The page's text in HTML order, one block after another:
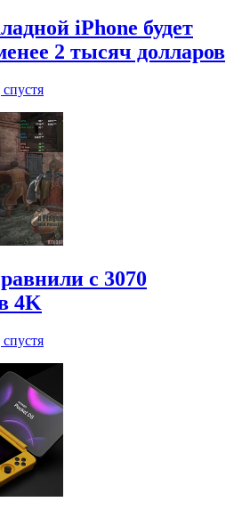
iPhone будет
2 тысяч долларов
спустя
с 3070
4K
спустя